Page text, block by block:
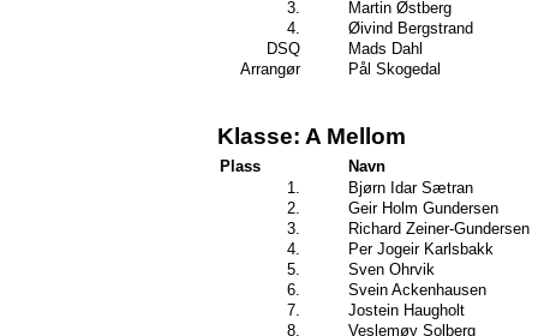
3.
Martin Østberg
4.
Øivind Bergstrand
DSQ
Mads Dahl
Arrangør
Pål Skogedal
Klasse: A Mellom
Plass
Navn
1.
Bjørn Idar Sætran
2.
Geir Holm Gundersen
3.
Richard Zeiner-Gundersen
4.
Per Jogeir Karlsbakk
5.
Sven Ohrvik
6.
Svein Ackenhausen
7.
Jostein Haugholt
8.
Veslemøy Solberg